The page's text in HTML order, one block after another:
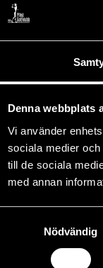
Denna webbplats
Vi använder
sociala medier
till de sociala
med annan
Nödvändig
till i kalender